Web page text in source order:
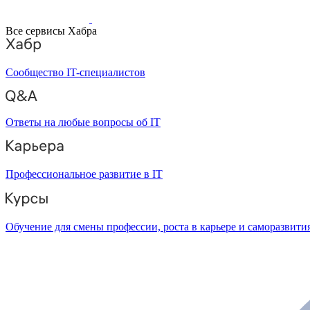
Все сервисы Хабра
Сообщество IT-специалистов
Ответы на любые вопросы об IT
Профессиональное развитие в IT
Обучение для смены профессии, роста в карьере и